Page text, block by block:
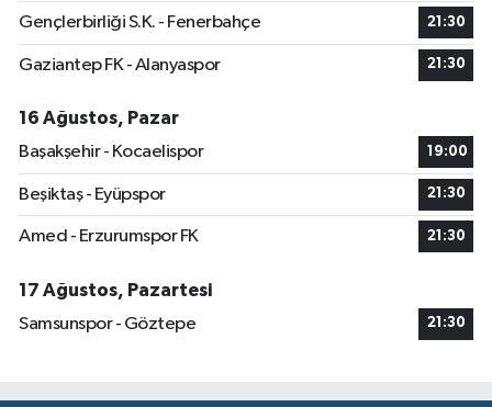
Gençlerbirliği S.K. - Fenerbahçe 21:30
Gaziantep FK - Alanyaspor 21:30
16 Ağustos, Pazar
Başakşehir - Kocaelispor
19:00
Beşiktaş - Eyüpspor 21:30
Amed - Erzurumspor FK 21:30
17 Ağustos, Pazartesi
Samsunspor - Göztepe
21:30